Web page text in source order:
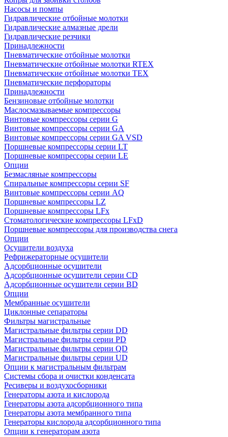
Насосы и помпы
Гидравлические отбойные молотки
Гидравлические алмазные дрели
Гидравлические резчики
Принадлежности
Пневматические отбойные молотки
Пневматические отбойные молотки RTEX
Пневматические отбойные молотки TEX
Пневматические перфораторы
Принадлежности
Бензиновые отбойные молотки
Маслосмазываемые компрессоры
Винтовые компрессоры серии G
Винтовые компрессоры cерии GA
Винтовые компрессоры cерии GA VSD
Поршневые компрессоры серии LT
Поршневые компрессоры серии LE
Опции
Безмасляные компрессоры
Спиральные компрессоры серии SF
Винтовые компрессоры серии AQ
Поршневые компрессоры LZ
Поршневые компрессоры LFx
Стоматологические компрессоры LFxD
Поршневые компрессоры для производства снега
Опции
Осушители воздуха
Рефрижераторные осушители
Адсорбционные осушители
Адсорбционные осушители серии CD
Адсорбционные осушители серии BD
Опции
Мембранные осушители
Циклонные сепараторы
Фильтры магистральные
Магистральные фильтры серии DD
Магистральные фильтры серии PD
Магистральные фильтры серии QD
Магистральные фильтры серии UD
Опции к магистральным фильтрам
Системы сбора и очистки конденсата
Ресиверы и воздухосборники
Генераторы азота и кислорода
Генераторы азота адсорбционного типа
Генераторы азота мембранного типа
Генераторы кислорода адсорбционного типа
Опции к генераторам азота